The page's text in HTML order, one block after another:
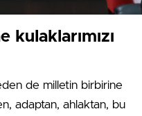
de milletin birbirine
adaptan, ahlaktan, bu